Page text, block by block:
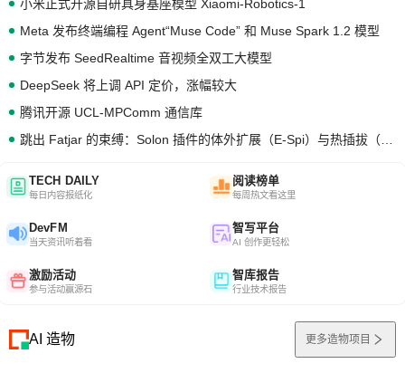
小米正式开源自研具身基座模型 Xiaomi-Robotics-1
Meta 发布终端编程 Agent“Muse Code” 和 Muse Spark 1.2 模型
字节发布 SeedRealtime 音视频全双工大模型
DeepSeek 将上调 API 定价，涨幅较大
腾讯开源 UCL-MPComm 通信库
TECH DAILY
每日内容报纸化
阅读榜单
每周热文看这里
DevFM
当天资讯听着看
智写平台
AI 创作更轻松
激励活动
参与活动赢源石
智库报告
行业技术报告
AI 造物 更多造物项目